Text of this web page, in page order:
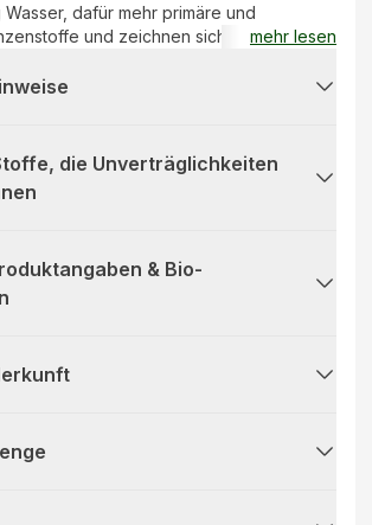
dafür mehr primäre und
und zeichnen sich durch ihre
mehr lesen
die Unverträglichkeiten
& Bio-